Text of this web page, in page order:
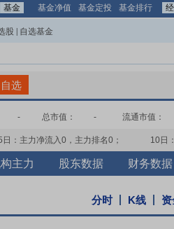
基金 基金净值 基金定投 基金排行
股 自选基金
选
- 总市值： - 流通市值：
日：主力净流入0 ，主力排名0 ； 10日
主力 股东数据 财务数据
分时 K线